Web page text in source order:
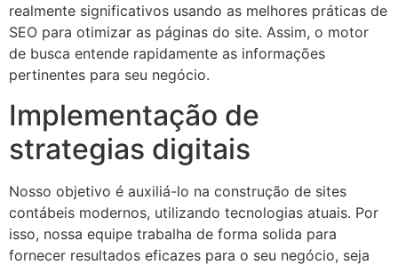
realmente significativos usando as melhores práticas de
SEO para otimizar as páginas do site. Assim, o motor
de busca entende rapidamente as informações
pertinentes para seu negócio.
Implementação de
strategias digitais
Nosso objetivo é auxiliá-lo na construção de sites
contábeis modernos, utilizando tecnologias atuais. Por
isso, nossa equipe trabalha de forma solida para
fornecer resultados eficazes para o seu negócio, seja